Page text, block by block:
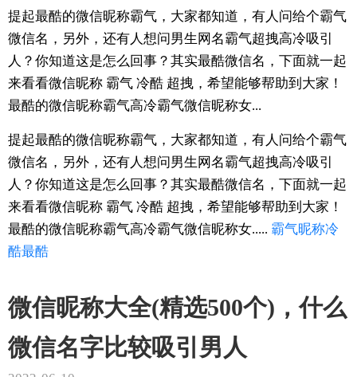
提起最酷的微信昵称霸气，大家都知道，有人问给个霸气
微信名，另外，还有人想问男生网名霸气超拽高冷吸引
人？你知道这是怎么回事？其实最酷微信名，下面就一起
来看看微信昵称 霸气 冷酷 超拽，希望能够帮助到大家！
最酷的微信昵称霸气高冷霸气微信昵称女...
提起最酷的微信昵称霸气，大家都知道，有人问给个霸气
微信名，另外，还有人想问男生网名霸气超拽高冷吸引
人？你知道这是怎么回事？其实最酷微信名，下面就一起
来看看微信昵称 霸气 冷酷 超拽，希望能够帮助到大家！
最酷的微信昵称霸气高冷霸气微信昵称女..... 霸气昵称冷
酷最酷
微信昵称大全(精选500个)，什么
微信名字比较吸引男人